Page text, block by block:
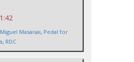
Miguel Masaisai, Pedal for
, RDC